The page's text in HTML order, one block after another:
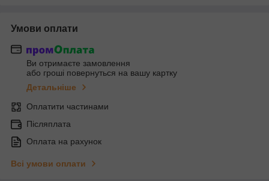
Умови оплати
Ви отримаєте замовлення
або гроші повернуться на вашу картку
Детальніше
Оплатити частинами
Післяплата
Оплата на рахунок
Всі умови оплати